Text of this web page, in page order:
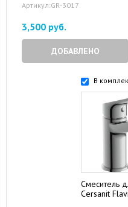
Артикул:GR-3017
3,500 руб.
ДОБАВЛЕНО
В
Смеситель
Cersanit